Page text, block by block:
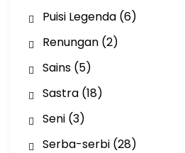
Puisi Legenda(6)
Renungan(2)
Sains(5)
Sastra(18)
Seni(3)
Serba-serbi(28)